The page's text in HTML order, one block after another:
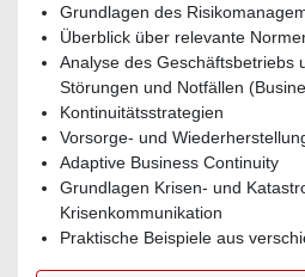
Grundlagen des
Überblick über relevante
Analyse des Geschäftsbetriebs
Störungen und Notfällen
Kontinuitätsstrategien
Vorsorge- und
Adaptive Business Continuity
Grundlagen Krisen- und
Krisenkommunikation
Praktische Beispiele aus